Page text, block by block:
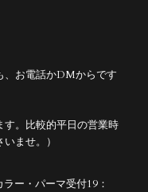
、お電話かDMからです
す。比較的平日の営業時
ませ。）
ー・パーマ受付19：